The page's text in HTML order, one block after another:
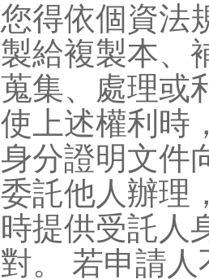
您得依個資法
製給複製本、
蒐集、處理或
使上述權利時
身分證明文件
委託他人辦理
時提供受託人
對。 若申請